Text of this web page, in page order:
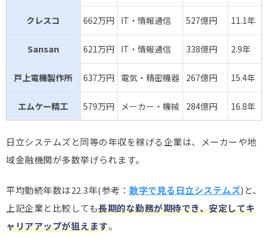
クレスコ 662万円 IT・情報通信 527億円 11.1年
Sansan 621万円 IT・情報通信 338億円 2.9年
戸上電機製作所 637万円 電気・精密機器 267億円 15.4年
エムケー精工 579万円 メーカー・機械 284億円 16.8年
日立システムズと同等の年収を稼げる企業は、メーカーや地
域金融機関が多数挙げられます。
平均勤続年数は22.3年(参考： 数字で見る日立システムズ)と、
上記企業と比較しても長期的な勤務が期待でき、安定してキ
ャリアアップが狙えます。